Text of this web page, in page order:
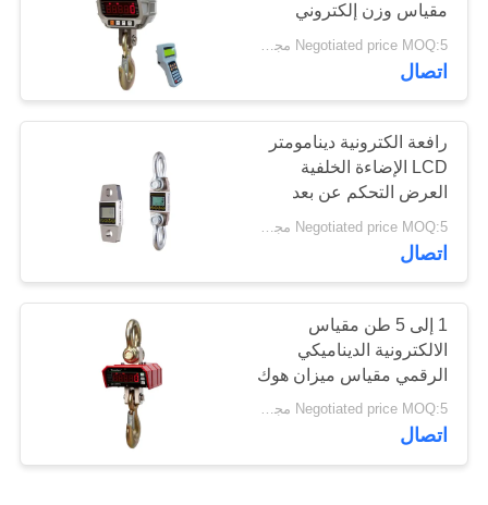
اطلب
اقتباس
خريطة
الموقع
PRIVACY
POLICY
مقياس وزن إلكتروني
معلق
اتصال
رافعة الكترونية دينامومتر
LCD الإضاءة الخلفية
العرض التحكم عن بعد
بطارية امدادات الطاقة
Negotiated price MOQ:5 مجموعة
اتصال
1 إلى 5 طن مقياس
الالكترونية الديناميكي
الرقمي مقياس ميزان هوك
معلق
Negotiated price MOQ:5 مجموعات
اتصال